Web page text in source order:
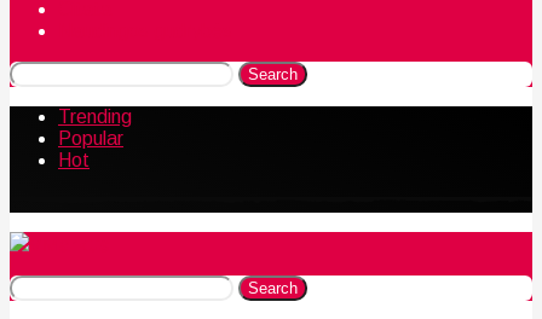
Search
Trending
Popular
Hot
Search